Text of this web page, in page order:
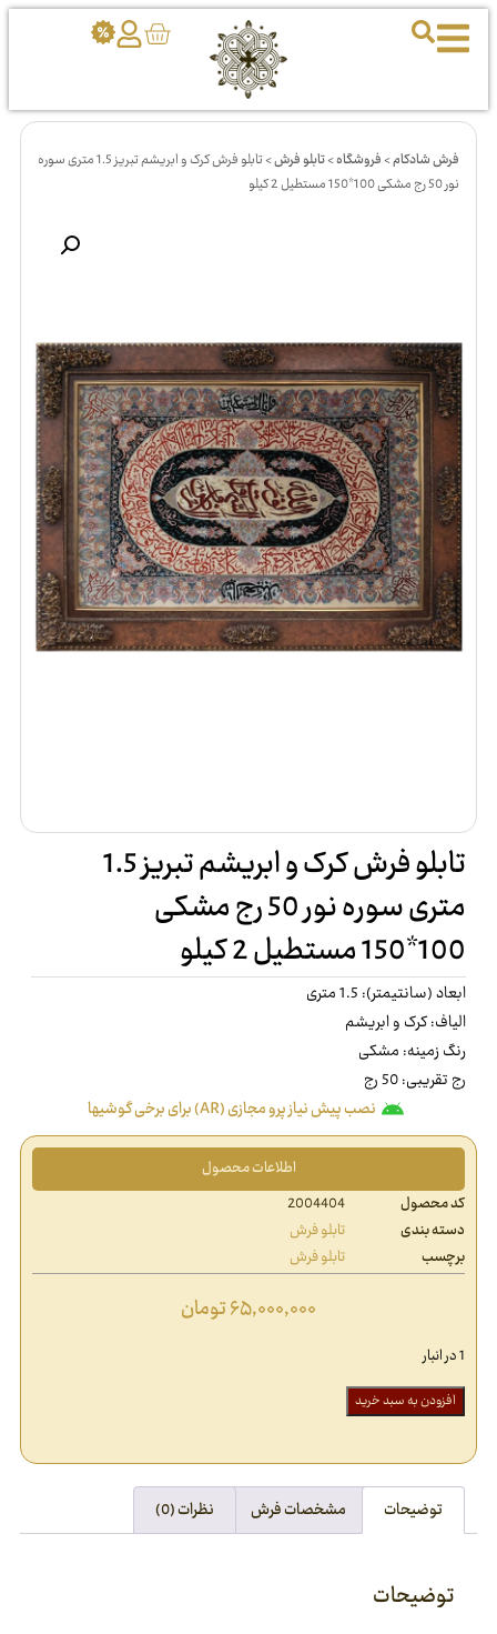
فرش شادکام>فروشگاه>تابلو فرش>
تابلو فرش کرک و ابریشم تبریز 1.5 متری سوره
نور 50 رج مشکی 100*150 مستطیل 2 کیلو
تابلو فرش کرک و ابریشم تبریز 1.5
متری سوره نور 50 رج مشکی
100*150 مستطیل 2 کیلو
ابعاد (سانتیمتر): 1.5 متری
الیاف: کرک و ابریشم
رنگ زمینه: مشکی
رج تقریبی: 50 رج
نصب پیش نیاز پرو مجازی (AR) برای برخی گوشیها
اطلاعات محصول
کد محصول
2004404
دسته بندی
تابلو فرش
برچسب
تابلو فرش
۶۵,۰۰۰,۰۰۰تومان
1 در انبار
افزودن به سبد خرید
توضیحات مشخصات فرش نظرات (0)
توضیحات